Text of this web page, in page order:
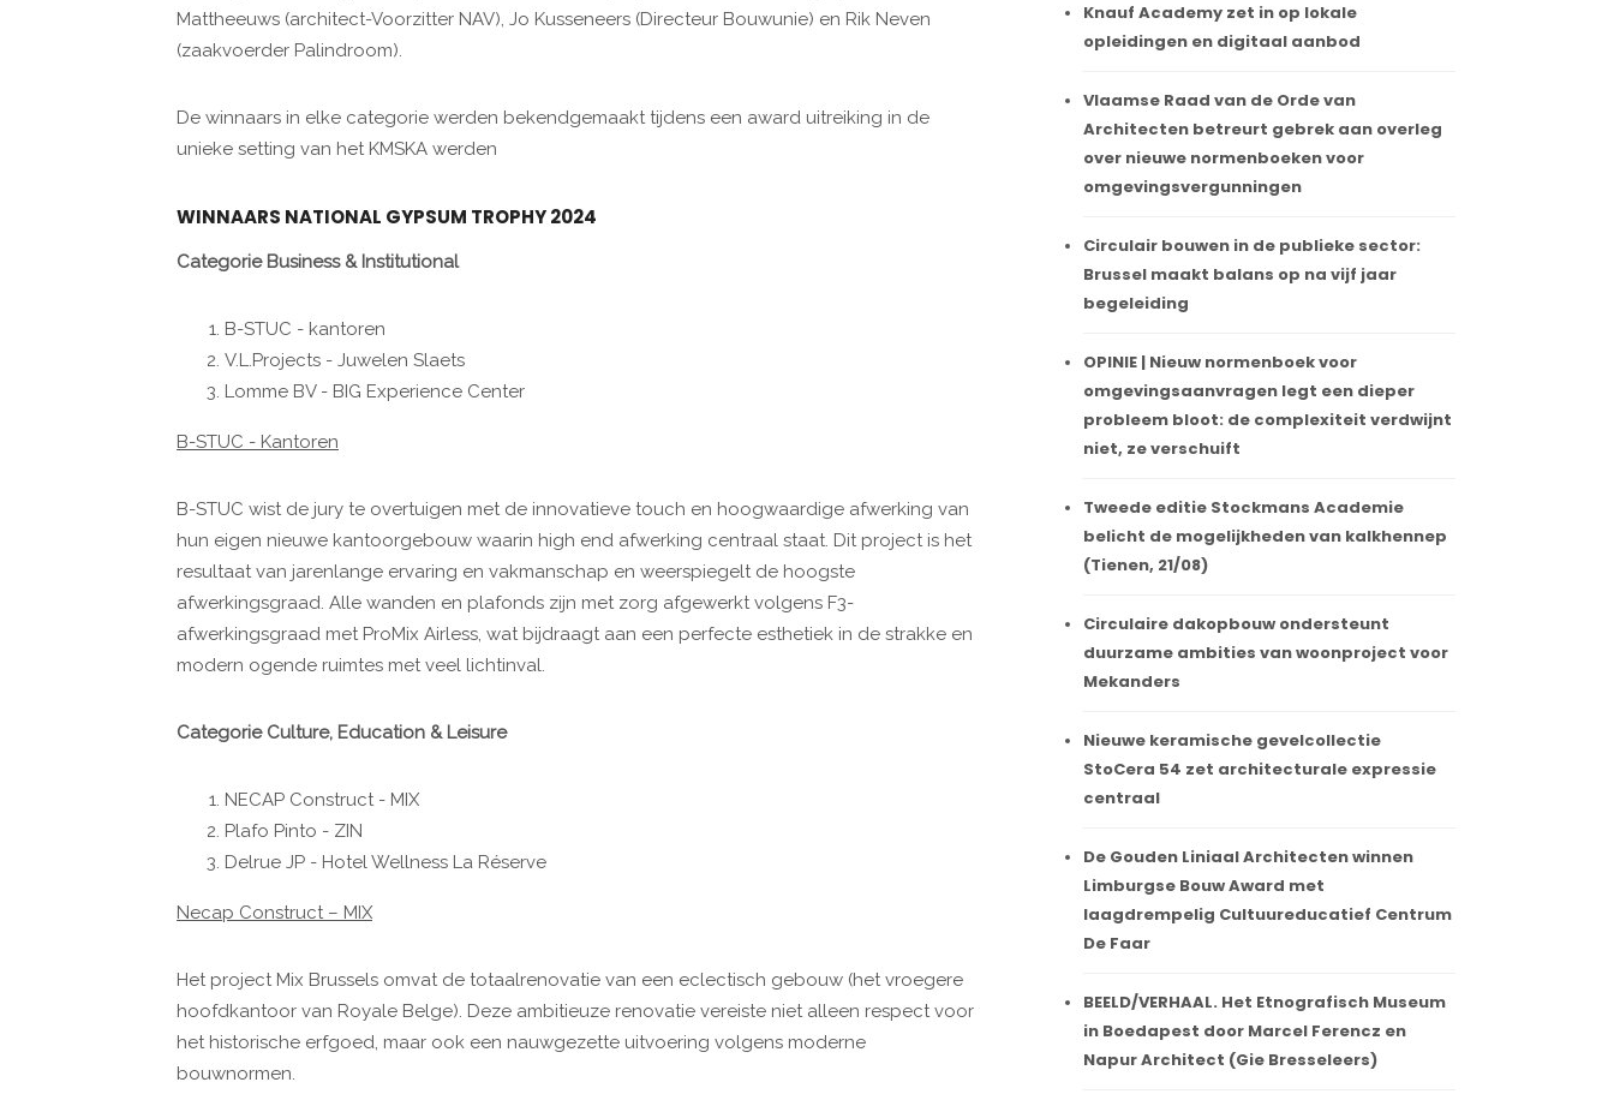
Mattheeuws (architect-Voorzitter NAV), Jo Kusseneers (Directeur Bouwunie) en Rik Neven
(zaakvoerder Palindroom).
De winnaars in elke categorie werden bekendgemaakt tijdens een award uitreiking in de
unieke setting van het KMSKA werden
WINNAARS NATIONAL GYPSUM TROPHY 2024
Categorie Business & Institutional
B-STUC - kantoren
V.L.Projects - Juwelen Slaets
Lomme BV - BIG Experience Center
B-STUC - Kantoren
B-STUC wist de jury te overtuigen met de innovatieve touch en hoogwaardige afwerking van
hun eigen nieuwe kantoorgebouw waarin high end afwerking centraal staat. Dit project is het
resultaat van jarenlange ervaring en vakmanschap en weerspiegelt de hoogste
afwerkingsgraad. Alle wanden en plafonds zijn met zorg afgewerkt volgens F3-
afwerkingsgraad met ProMix Airless, wat bijdraagt aan een perfecte esthetiek in de strakke en
modern ogende ruimtes met veel lichtinval.
Categorie Culture, Education & Leisure
NECAP Construct - MIX
Plafo Pinto - ZIN
Delrue JP - Hotel Wellness La Réserve
Necap Construct – MIX
Het project Mix Brussels omvat de totaalrenovatie van een eclectisch gebouw (het vroegere
hoofdkantoor van Royale Belge). Deze ambitieuze renovatie vereiste niet alleen respect voor
het historische erfgoed, maar ook een nauwgezette uitvoering volgens moderne
bouwnormen.
Knauf Academy zet in op lokale
opleidingen en digitaal aanbod
Vlaamse Raad van de Orde van
Architecten betreurt gebrek aan overleg
over nieuwe normenboeken voor
omgevingsvergunningen
Circulair bouwen in de publieke sector:
Brussel maakt balans op na vijf jaar
begeleiding
OPINIE | Nieuw normenboek voor
omgevingsaanvragen legt een dieper
probleem bloot: de complexiteit verdwijnt
niet, ze verschuift
Tweede editie Stockmans Academie
belicht de mogelijkheden van kalkhennep
(Tienen, 21/08)
Circulaire dakopbouw ondersteunt
duurzame ambities van woonproject voor
Mekanders
Nieuwe keramische gevelcollectie
StoCera 54 zet architecturale expressie
centraal
De Gouden Liniaal Architecten winnen
Limburgse Bouw Award met
laagdrempelig Cultuureducatief Centrum
De Faar
BEELD/VERHAAL. Het Etnografisch Museum
in Boedapest door Marcel Ferencz en
Napur Architect (Gie Bresseleers)